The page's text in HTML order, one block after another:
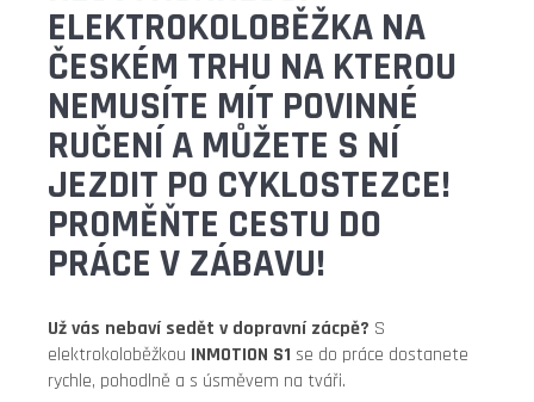
ELEKTROKOLOBĚŽKA NA
ČESKÉM TRHU NA KTEROU
NEMUSÍTE MÍT POVINNÉ
RUČENÍ A MŮŽETE S NÍ
JEZDIT PO CYKLOSTEZCE!
PROMĚŇTE CESTU DO
PRÁCE V ZÁBAVU!
Už vás nebaví sedět v dopravní zácpě? S
elektrokoloběžkou INMOTION S1 se do práce dostanete
rychle, pohodlně a s úsměvem na tváři.